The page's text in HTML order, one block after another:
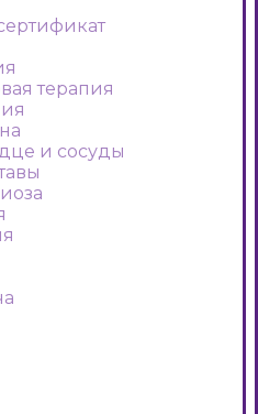
терапия
и сосуды